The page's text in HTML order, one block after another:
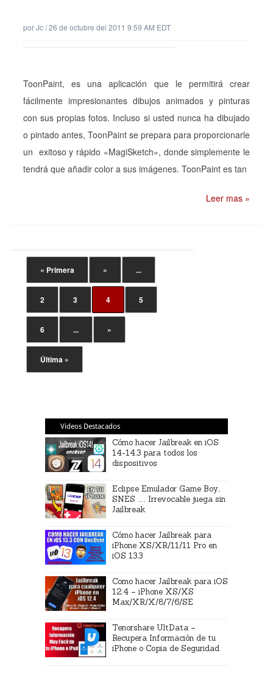
porJc/26 de octubre del 2011 9:59 AM EDT
ToonPaint, es una aplicación que le permitirá crear
fácilmente impresionantes dibujos animados y pinturas
con sus propias fotos. Incluso si usted nunca ha dibujado
o pintado antes, ToonPaint se prepara para proporcionarle
un exitoso y rápido «MagiSketch», donde simplemente le
tendrá que añadir color a sus imágenes. ToonPaint es tan
Leer mas »
« Primera « ...
2 3 4 5
6 ... »
Última »
Videos Destacados
Cómo hacer Jailbreak en iOS
14-14.3 para todos los
dispositivos
Eclipse Emulador Game Boy,
SNES … Irrevocable juega sin
Jailbreak
Cómo hacer Jailbreak para
iPhone XS/XR/11/11 Pro en
iOS 13.3
Como hacer Jailbreak para iOS
12.4 – iPhone XS/XS
Max/XR/X/8/7/6/SE
Tenorshare UltData –
Recupera Información de tu
iPhone o Copia de Seguridad